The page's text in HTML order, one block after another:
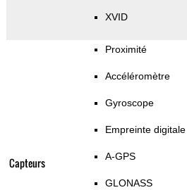
XVID
Capteurs
Proximité
Accéléromètre
Gyroscope
Empreinte digitale
A-GPS
GLONASS